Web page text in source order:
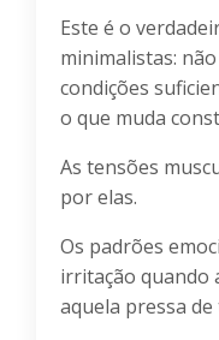
Este é o
minimalistas:
condições
o que muda
As tensões
por elas.
Os padrões
irritação quando
aquela pressa